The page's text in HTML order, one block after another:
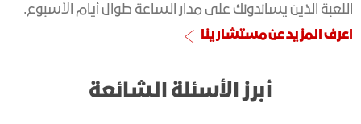
اللعبة الذين يساندونك على مدار الساعة طوال أيام الأسبوع.
اعرف المزيد عن مستشارينا
أبرز الأسئلة الشائعة